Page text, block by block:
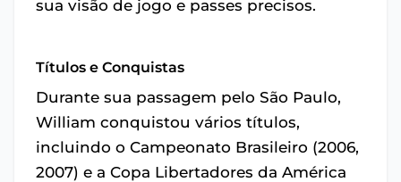
sua visão de jogo e passes precisos.
Títulos e Conquistas
Durante sua passagem pelo São Paulo,
William conquistou vários títulos,
incluindo o Campeonato Brasileiro (2006,
2007) e a Copa Libertadores da América